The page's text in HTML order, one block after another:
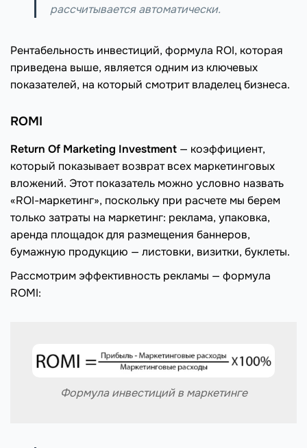
рассчитывается автоматически.
Рентабельность инвестиций, формула ROI, которая
приведена выше, является одним из ключевых
показателей, на который смотрит владелец бизнеса.
ROMI
Return Of Marketing Investment — коэффициент,
который показывает возврат всех маркетинговых
вложений. Этот показатель можно условно назвать
«ROI-маркетинг», поскольку при расчете мы берем
только затраты на маркетинг: реклама, упаковка,
аренда площадок для размещения баннеров,
бумажную продукцию — листовки, визитки, буклеты.
Рассмотрим эффективность рекламы — формула
ROMI:
Формула инвестиций в маркетинге